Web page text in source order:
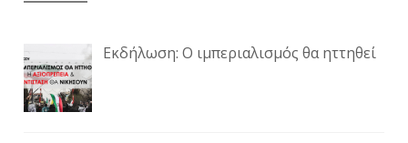
Εκδήλωση: Ο ιμπεριαλισμός θα ηττηθεί